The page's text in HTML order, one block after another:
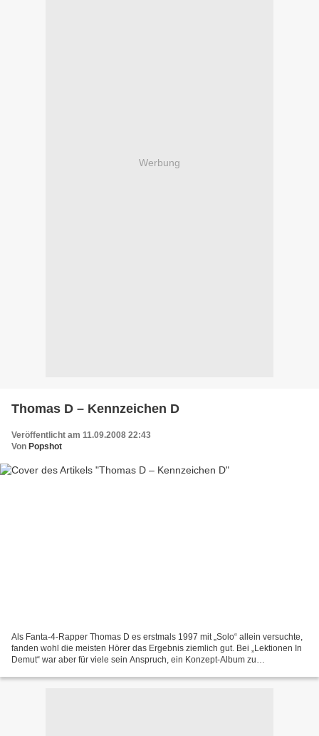
Werbung
Thomas D – Kennzeichen D
Veröffentlicht am 11.09.2008 22:43
Von Popshot
Als Fanta-4-Rapper Thomas D es erstmals 1997 mit „Solo“ allein versuchte,
fanden wohl die meisten Hörer das Ergebnis ziemlich gut. Bei „Lektionen In
Demut“ war aber für viele sein Anspruch, ein Konzept-Album zu